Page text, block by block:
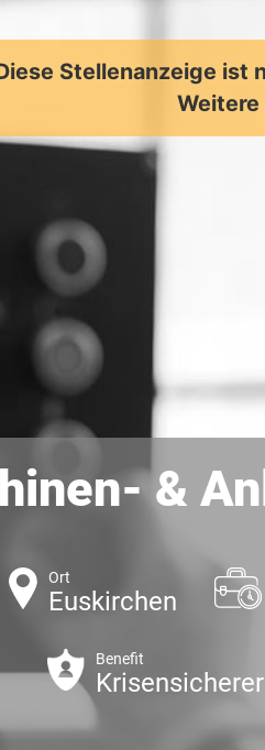
Stellenanzeige ist
&
Ort
Euskirchen
Benefit